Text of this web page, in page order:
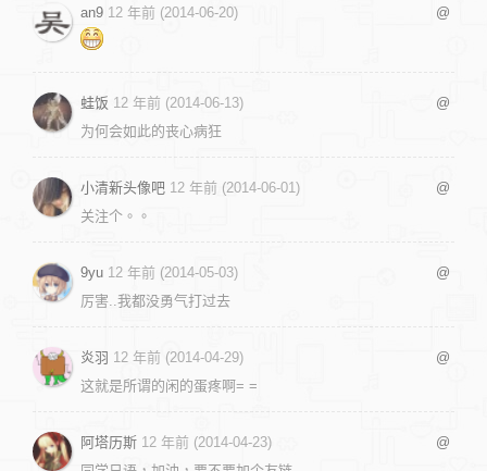
an9 12 年前 (2014-06-20) @
蛙饭 12 年前 (2014-06-13)
@
为何会如此的丧心病狂
小清新头像吧 12 年前 (2014-06-01)
@
关注个。。
9yu 12 年前 (2014-05-03)
@
厉害..我都没勇气打过去
炎羽 12 年前 (2014-04-29)
@
这就是所谓的闲的蛋疼啊= =
阿塔历斯 12 年前 (2014-04-23)
@